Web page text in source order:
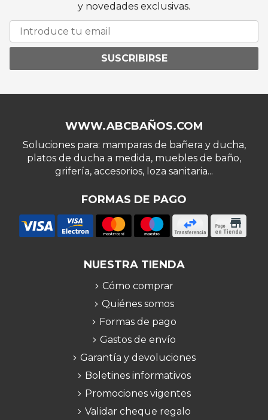
y novedades exclusivas.
SUSCRIBIRSE
WWW.ABCBAÑOS.COM
Soluciones para: mamparas de bañera y ducha,
platos de ducha a medida, muebles de baño,
grifería, accesorios, loza sanitaria...
FORMAS DE PAGO
NUESTRA TIENDA
Cómo comprar
Quiénes somos
Formas de pago
Gastos de envío
Garantía y devoluciones
Boletines informativos
Promociones vigentes
Validar cheque regalo